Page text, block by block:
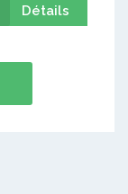
Détails